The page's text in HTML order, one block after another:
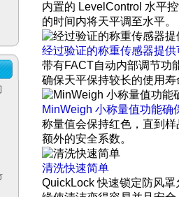
内置的 LevelControl 水平
的时间内将天平调至水平。
经过验证的称重传感器提
带有FACT自动内部调节功
确保天平保持较长的使用寿
MinWeigh 小称量值功能确
称量值会保持红色，直到
额外的安全系数。
清洗快速简单
QuickLock 快速锁定防风